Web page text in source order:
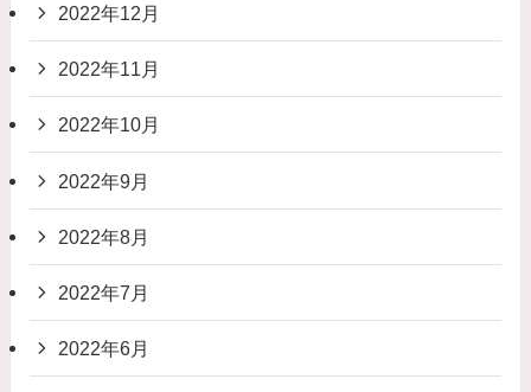
2022年12月
2022年11月
2022年10月
2022年9月
2022年8月
2022年7月
2022年6月